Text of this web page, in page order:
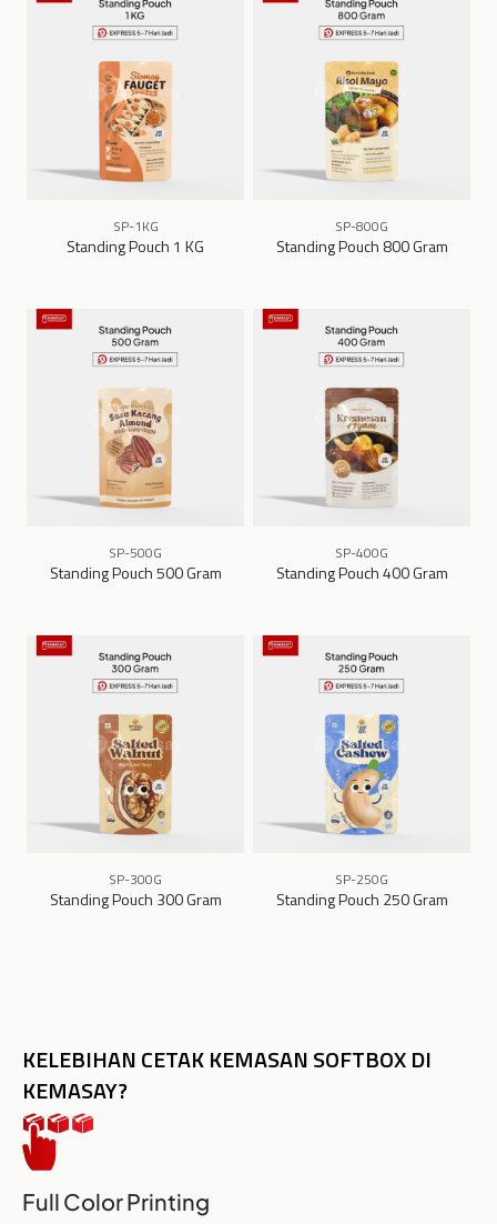
SP-1KG
Standing Pouch 1 KG
SP-800G
Standing Pouch 800 Gram
SP-500G
Standing Pouch 500 Gram
SP-400G
Standing Pouch 400 Gram
SP-300G
Standing Pouch 300 Gram
SP-250G
Standing Pouch 250 Gram
KELEBIHAN CETAK KEMASAN SOFTBOX DI
KEMASAY?
Full Color Printing